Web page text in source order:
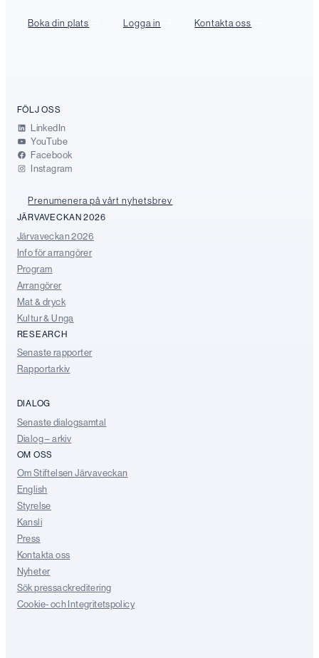
Boka din plats Logga in Kontakta oss
FÖLJ OSS
LinkedIn
YouTube
Facebook
Instagram
Prenumenera på vårt nyhetsbrev
JÄRVAVECKAN 2026
Järvaveckan 2026
Info för arrangörer
Program
Arrangörer
Mat & dryck
Kultur & Unga
RESEARCH
Senaste rapporter
Rapportarkiv
DIALOG
Senaste dialogsamtal
Dialog – arkiv
OM OSS
Om Stiftelsen Järvaveckan
English
Styrelse
Kansli
Press
Kontakta oss
Nyheter
Sök pressackreditering
Cookie- och Integritetspolicy